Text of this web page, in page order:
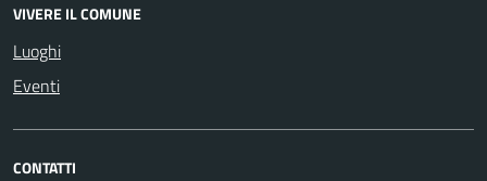
VIVERE IL COMUNE
Luoghi
Eventi
CONTATTI